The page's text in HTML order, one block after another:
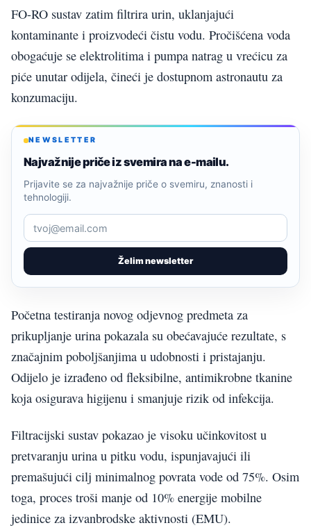
FO-RO sustav zatim filtrira urin, uklanjajući
kontaminante i proizvodeći čistu vodu. Pročišćena voda
obogaćuje se elektrolitima i pumpa natrag u vrećicu za
piće unutar odijela, čineći je dostupnom astronautu za
konzumaciju.
NEWSLETTER
Najvažnije priče iz svemira na e-mailu.
Želim newsletter
Prijavite se za najvažnije priče o svemiru, znanosti i
tehnologiji.
Početna testiranja novog odjevnog predmeta za
prikupljanje urina pokazala su obećavajuće rezultate, s
značajnim poboljšanjima u udobnosti i pristajanju.
Odijelo je izrađeno od fleksibilne, antimikrobne tkanine
koja osigurava higijenu i smanjuje rizik od infekcija.
Filtracijski sustav pokazao je visoku učinkovitost u
pretvaranju urina u pitku vodu, ispunjavajući ili
premašujući cilj minimalnog povrata vode od 75%. Osim
toga, proces troši manje od 10% energije mobilne
jedinice za izvanbrodske aktivnosti (EMU).